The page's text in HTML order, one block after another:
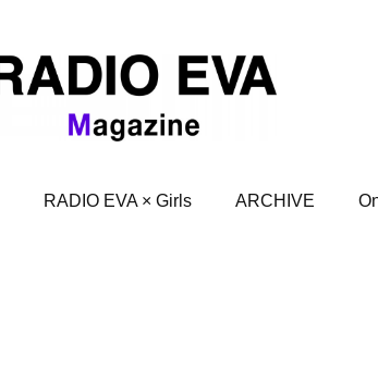
RADIO EVA × Girls ARCHIVE